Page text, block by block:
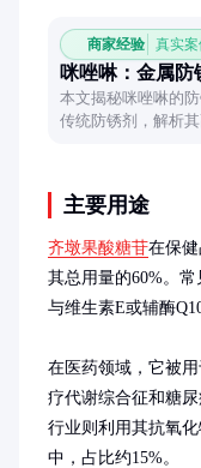
商家经验 真实案
咪唑啉：金属防
本文揭秘咪唑啉的
传统防锈剂，解析
主要用途
齐墩果酸糖苷在保
其总用量的60%。
与维生素E或辅酶
在医药领域，它被
疗代谢综合征和糖
行业则利用其抗氧
中，占比约15%。